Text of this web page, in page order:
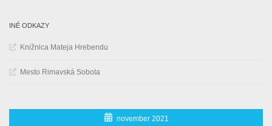
INÉ ODKAZY
Knižnica Mateja Hrebendu
Mesto Rimavská Sobota
november 2021